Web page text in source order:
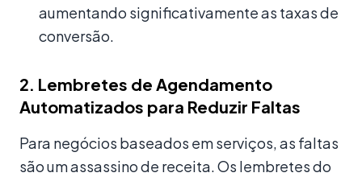
aumentando significativamente as taxas de
conversão.
2. Lembretes de Agendamento
Automatizados para Reduzir Faltas
Para negócios baseados em serviços, as faltas
são um assassino de receita. Os lembretes do